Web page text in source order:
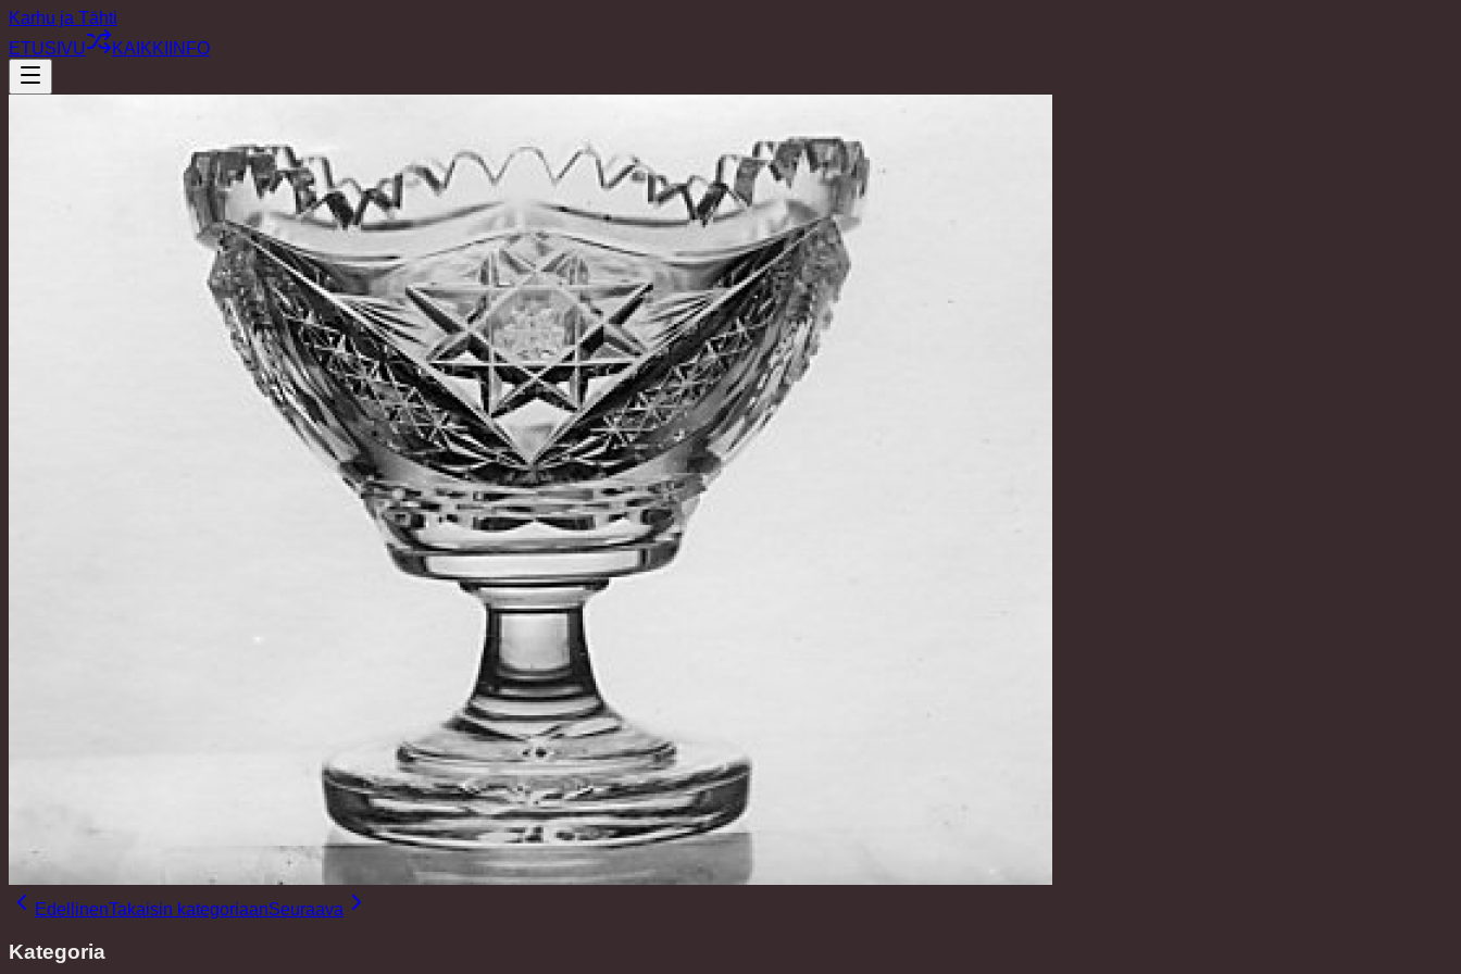
Karhu ja Tähti
ETUSIVU
KAIKKI INFO
EdellinenTakaisin kategoriaanSeuraava
Kategoria